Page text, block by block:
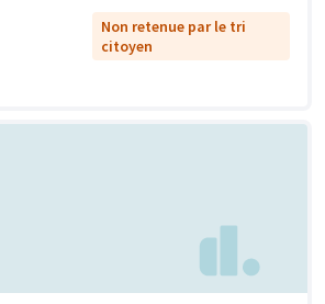
Non retenue par le tri
citoyen